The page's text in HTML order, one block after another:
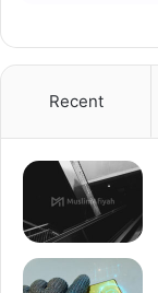
Recent